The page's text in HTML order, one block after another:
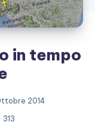
in tempo
2014
313